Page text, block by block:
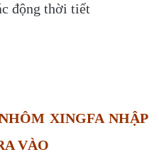
động thời tiết
XINGFA NHẬP
VÀO